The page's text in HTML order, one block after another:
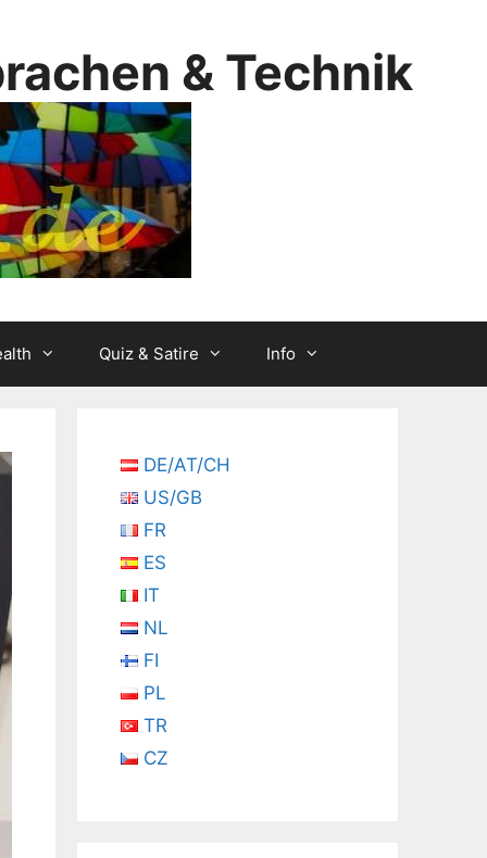
& Technik
Quiz & Satire Info
DE/AT/CH
US/GB
FR
ES
IT
NL
FI
PL
TR
CZ